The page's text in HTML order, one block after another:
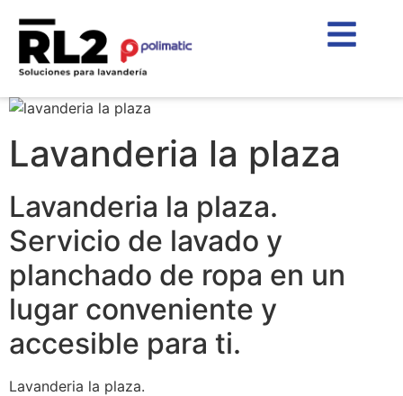
Lavanderia la plaza
Lavanderia la plaza.
Servicio de lavado y
planchado de ropa en un
lugar conveniente y
accesible para ti.
Lavanderia la plaza.